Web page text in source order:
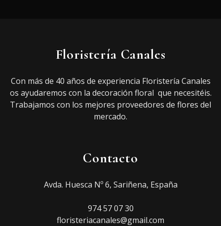
Floristería Canales
Con más de 40 años de experiencia Floristería Canales
os ayudaremos con la decoración floral que necesitéis.
Trabajamos con los mejores proveedores de flores del
mercado.
Contacto
Avda. Huesca Nº 6, Sariñena, España
974 57 07 30
floristeriacanales@gmail.com